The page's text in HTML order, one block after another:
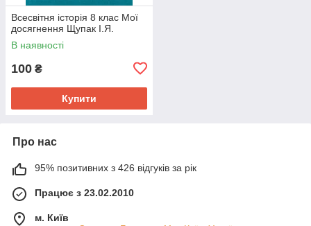
Всесвітня історія 8 клас Мої
досягнення Щупак І.Я.
В наявності
100 ₴
Купити
Про нас
95% позитивних з 426 відгуків за рік
Працює з 23.02.2010
м. Київ